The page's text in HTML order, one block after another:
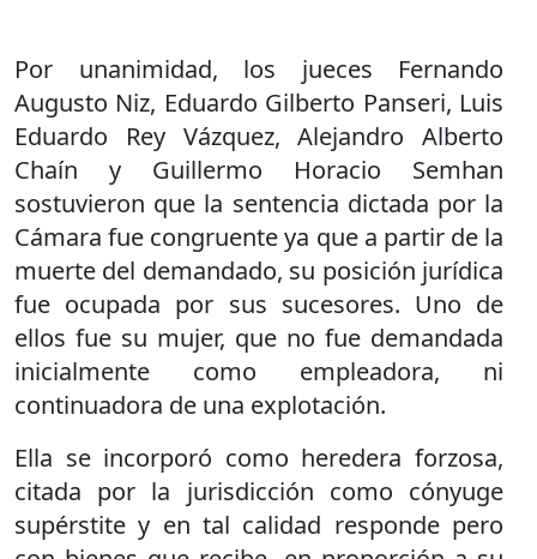
Por unanimidad, los jueces Fernando
Augusto Niz, Eduardo Gilberto Panseri, Luis
Eduardo Rey Vázquez, Alejandro Alberto
Chaín y Guillermo Horacio Semhan
sostuvieron que la sentencia dictada por la
Cámara fue congruente ya que a partir de la
muerte del demandado, su posición jurídica
fue ocupada por sus sucesores. Uno de
ellos fue su mujer, que no fue demandada
inicialmente como empleadora, ni
continuadora de una explotación.
Ella se incorporó como heredera forzosa,
citada por la jurisdicción como cónyuge
supérstite y en tal calidad responde pero